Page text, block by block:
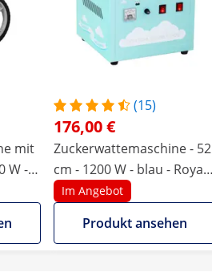
mit
W -
(15)
176,00 €
Zuckerwattemaschine - 52
cm - 1200 W - blau - Royal
Catering
Im Angebot
Produkt ansehen